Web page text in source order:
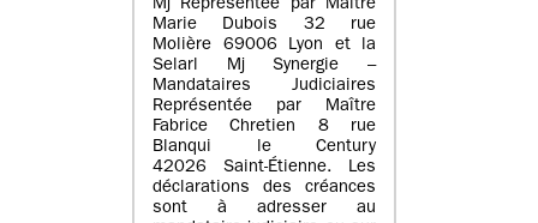
Mj Représentée par Maître
Marie Dubois 32 rue
Molière 69006 Lyon et la
Selarl Mj Synergie –
Mandataires Judiciaires
Représentée par Maître
Fabrice Chretien 8 rue
Blanqui le Century
42026 Saint-Étienne. Les
déclarations des créances
sont à adresser au